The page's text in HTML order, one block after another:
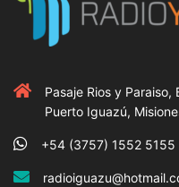
Pasaje Rios y Paraiso,
Puerto Iguazú,
+54 (3757) 1552 5155